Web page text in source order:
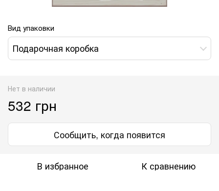
Вид упаковки
Подарочная коробка
Нет в наличии
532 грн
Сообщить, когда появится
В избранное К сравнению